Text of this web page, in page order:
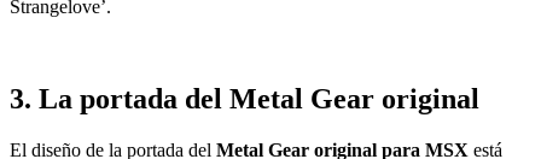
Strangelove’.
3. La portada del Metal Gear original
El diseño de la portada del Metal Gear original para MSX está